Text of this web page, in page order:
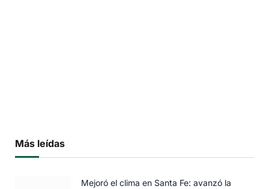
Más leídas
Mejoró el clima en Santa Fe: avanzó la